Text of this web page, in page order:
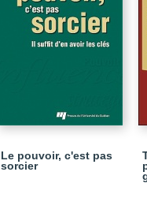
Le pouvoir, c'est pas
sorcier